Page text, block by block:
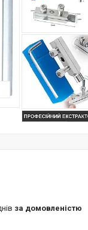
за домовленістю